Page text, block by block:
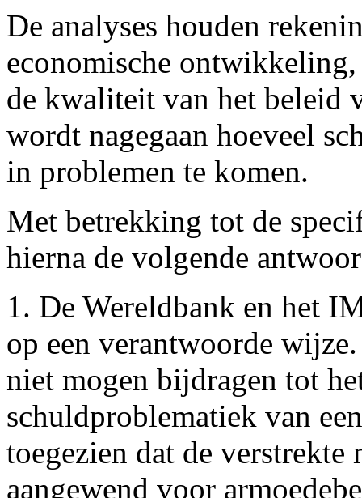
De analyses houden
economische
de kwaliteit van het beleid
wordt nagegaan hoeveel
in problemen te komen.
Met betrekking tot de
hierna de volgende
1. De Wereldbank en het
op een verantwoorde
niet mogen bijdragen tot
schuldproblematiek van
toegezien dat de
aangewend voor